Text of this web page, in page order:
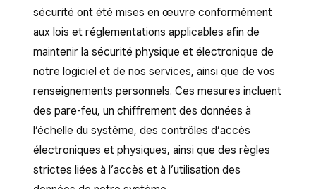
sécurité ont été mises en œuvre conformément
aux lois et réglementations applicables afin de
maintenir la sécurité physique et électronique de
notre logiciel et de nos services, ainsi que de vos
renseignements personnels. Ces mesures incluent
des pare-feu, un chiffrement des données à
l’échelle du système, des contrôles d’accès
électroniques et physiques, ainsi que des règles
strictes liées à l’accès et à l’utilisation des